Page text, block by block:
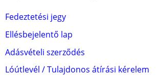
Fedeztetési jegy
Ellésbejelentő lap
Adásvételi szerződés
Lóútlevél / Tulajdonos átírási kérelem